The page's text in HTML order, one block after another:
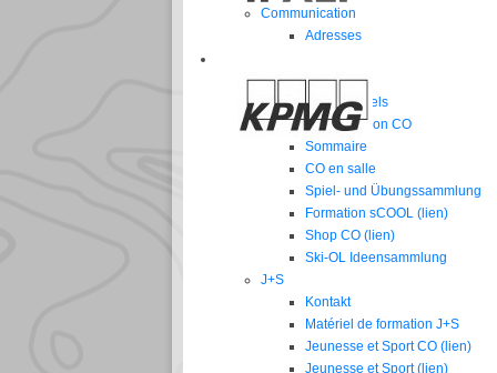
Communication
Adresses
Cours
Cours actuels
Matériel de formation CO
Sommaire
CO en salle
Spiel- und Übungssammlung
Formation sCOOL (lien)
Shop CO (lien)
Ski-OL Ideensammlung
J+S
Kontakt
Matériel de formation J+S
Jeunesse et Sport CO (lien)
Jeunesse et Sport (lien)